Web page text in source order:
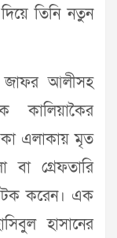
তিনি নতুন
জাফর আলীসহ
এলাকায় মৃত
বা গ্রেফতারি
করেন। এক
হাসানের